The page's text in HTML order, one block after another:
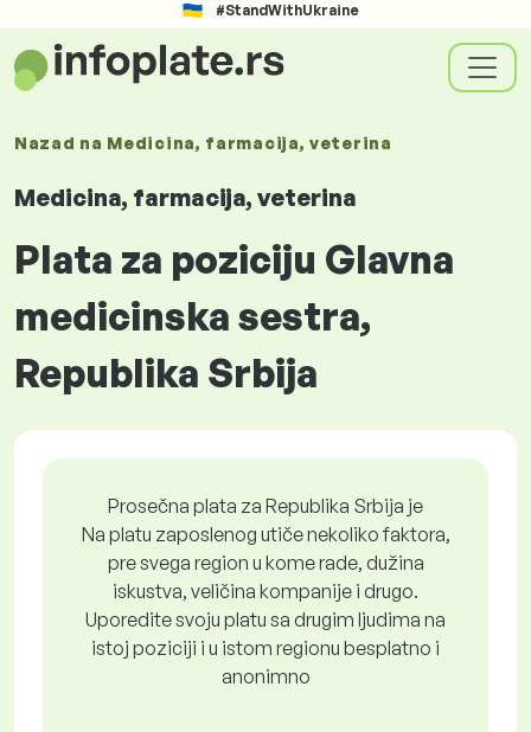
#StandWithUkraine
Nazad na Medicina, farmacija, veterina
Medicina, farmacija, veterina
Plata za poziciju Glavna
medicinska sestra,
Republika Srbija
Prosečna plata za Republika Srbija je
Na platu zaposlenog utiče nekoliko faktora,
pre svega region u kome rade, dužina
iskustva, veličina kompanije i drugo.
Uporedite svoju platu sa drugim ljudima na
istoj poziciji i u istom regionu besplatno i
anonimno